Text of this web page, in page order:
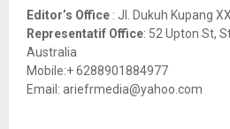
Editor’s Office : Jl. Dukuh Kupang
Representatif Office: 52 Upton St,
Australia
Mobile:+ 6288901884977
Email: ariefrmedia@yahoo.com